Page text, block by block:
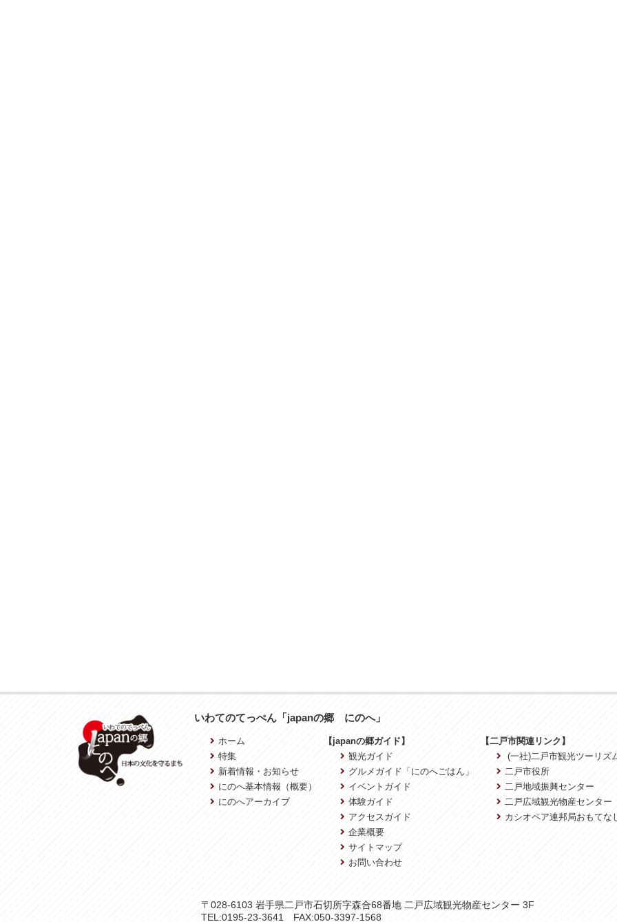
いわてのてっぺん「japanの郷 にのへ」
ホーム
特集
新着情報・お知らせ
にのへ基本情報（概要）
にのへアーカイブ
【japanの郷ガイド】
観光ガイド
グルメガイド「にのへごはん」
イベントガイド
体験ガイド
アクセスガイド
企業概要
サイトマップ
お問い合わせ
【二戸市関連リンク】
(一社)二戸市観光ツーリ
二戸市役所
二戸地域振興センター
二戸広域観光物産センター
カシオペア連邦局おもてな
〒028-6103 岩手県二戸市石切所字森合68番地 二戸広域観光物産センター 3F
TEL:0195-23-3641 FAX:050-3397-1568